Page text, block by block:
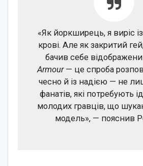
«Як йоркширець, я виріс
крові. Але як закритий
бачив себе
Armour— це спроба
чесно й із надією — не
фанатів, які потребують
молодих гравців, що
модель», — пояснив